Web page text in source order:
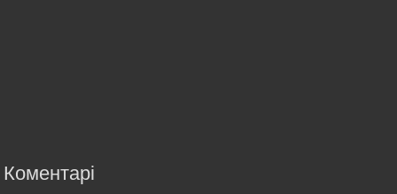
Коментарі